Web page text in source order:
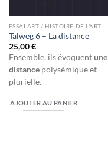
ESSAI ART / HISTOIRE DE L'ART
Talweg 6 – La distance
25,00€
Ensemble, ils évoquentune
distancepolysémique et
plurielle.
AJOUTER AU PANIER